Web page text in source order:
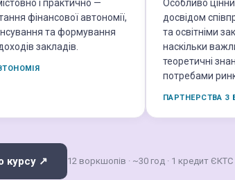
і практично —
фінансової автономії,
та формування
закладів.
Особливо
досвідом
та освітніми
наскільки
теоретичні
потребами
ПАРТНЕРСТВА З
курсу ↗ 12 воркшопів · ~30 год · 1 кредит